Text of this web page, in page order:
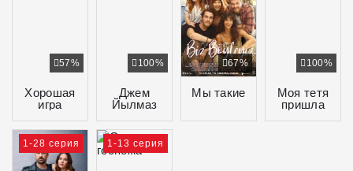
Хорошая
игра
57%
Джем
Йылмаз
100%
Мы такие
67%
Моя тетя
пришла
100%
1-28 серия 1-13 серия